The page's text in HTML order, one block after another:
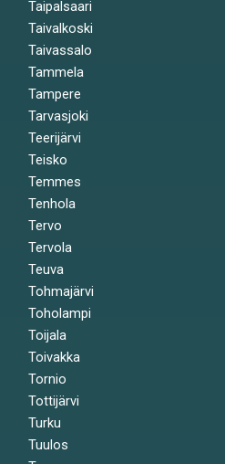
Taipalsaari
Taivalkoski
Taivassalo
Tammela
Tampere
Tarvasjoki
Teerijärvi
Teisko
Temmes
Tenhola
Tervo
Tervola
Teuva
Tohmajärvi
Toholampi
Toijala
Toivakka
Tornio
Tottijärvi
Turku
Tuulos